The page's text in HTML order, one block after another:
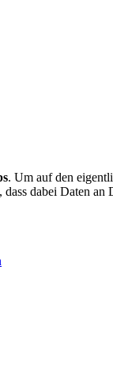
. Um auf den
dabei Daten an